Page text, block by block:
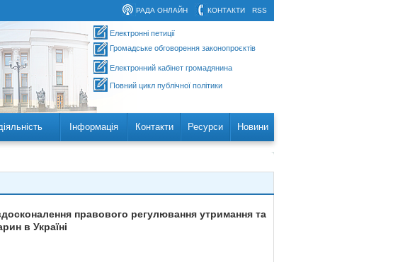
RSS
КОНТАКТИ
РАДА ОНЛАЙН
Електронні петиції
Громадське обговорення законопроєктів
Електронний кабінет громадянина
Повний цикл публічної політики
Інформація Контакти Ресурси Новини
правового регулювання утримання та
в Україні